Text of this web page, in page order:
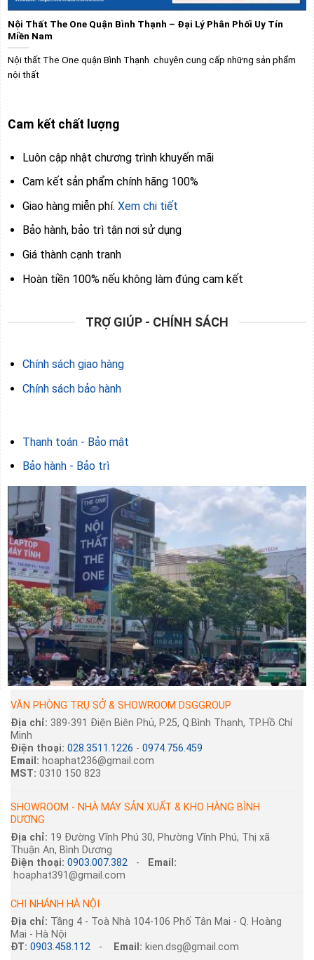
Nội Thất The One Quận Bình Thạnh – Đại Lý Phân Phối Uy Tín
Miền Nam
Nội thất The One quận Bình Thạnh chuyên cung cấp những sản phẩm
nội thất
Cam kết chất lượng
Luôn cập nhật chương trình khuyến mãi
Cam kết sản phẩm chính hãng 100%
Giao hàng miễn phí. Xem chi tiết
Bảo hành, bảo trì tận nơi sử dụng
Giá thành cạnh tranh
Hoàn tiền 100% nếu không làm đúng cam kết
TRỢ GIÚP - CHÍNH SÁCH
Chính sách giao hàng
Chính sách bảo hành
Thanh toán - Bảo mật
Bảo hành - Bảo trì
VĂN PHÒNG TRỤ SỞ & SHOWROOM DSGGROUP
Địa chỉ: 389-391 Điện Biên Phủ, P.25, Q.Bình Thạnh, TP.Hồ Chí
Minh
Điện thoại: 028.3511.1226 - 0974.756.459
Email: hoaphat236@gmail.com
MST: 0310 150 823
SHOWROOM - NHÀ MÁY SẢN XUẤT & KHO HÀNG BÌNH
DƯƠNG
Địa chỉ: 19 Đường Vĩnh Phú 30, Phường Vĩnh Phú, Thị xã
Thuận An, Bình Dương
Điện thoại: 0903.007.382-
Email:
hoaphat391@gmail.com
CHI NHÁNH HÀ NỘI
Địa chỉ: Tầng 4 - Toà Nhà 104-106 Phố Tân Mai - Q. Hoàng
Mai - Hà Nội
ĐT: 0903.458.112- Email: kien.dsg@gmail.com